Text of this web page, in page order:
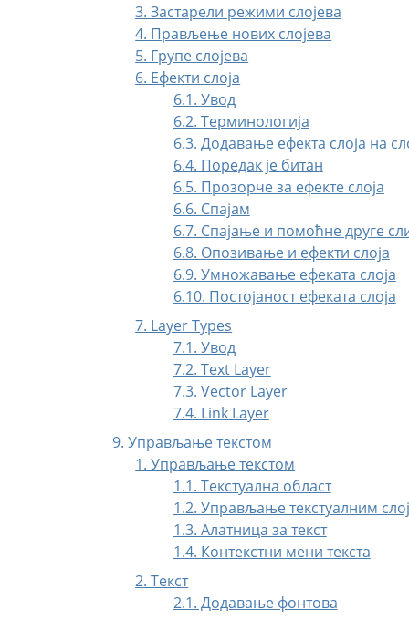
3. Застарели режими слојева
4. Прављење нових слојева
5. Групе слојева
6. Ефекти слоја
6.1. Увод
6.2. Терминологија
6.3. Додавање ефекта слоја на
6.4. Поредак је битан
6.5. Прозорче за ефекте слоја
6.6. Спајам
6.7. Спајање и помоћне друге
6.8. Опозивање и ефекти слоја
6.9. Умножавање ефеката слоја
6.10. Постојаност ефеката слоја
7. Layer Types
7.1. Увод
7.2. Text Layer
7.3. Vector Layer
7.4. Link Layer
9. Управљање текстом
1. Управљање текстом
1.1. Текстуална област
1.2. Управљање текстуалним
1.3. Алатница за текст
1.4. Контекстни мени текста
2. Текст
2.1. Додавање фонтова